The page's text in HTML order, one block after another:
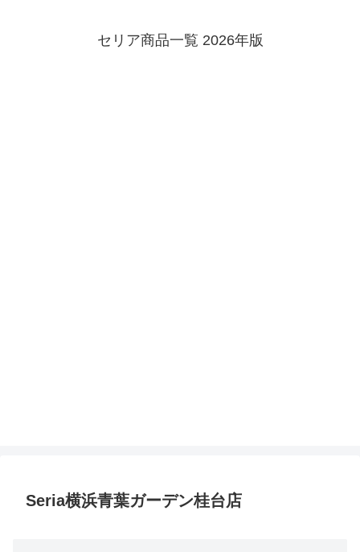
セリア商品一覧 2026年版
Seria横浜青葉ガーデン桂台店